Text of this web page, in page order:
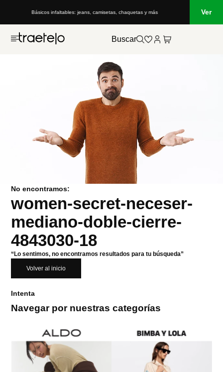
Básicos infaltables: jeans, camisetas, chaquetas y más Ver
Buscar
No encontramos:
women-secret-neceser-
mediano-doble-cierre-
4843030-18
“Lo sentimos, no encontramos resultados para tu búsqueda”
Volver al inicio
Intenta
Navegar por nuestras categorías